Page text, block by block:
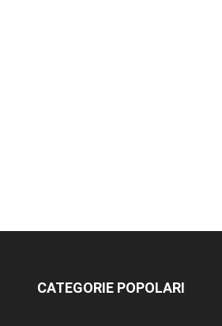
CATEGORIE POPOLARI